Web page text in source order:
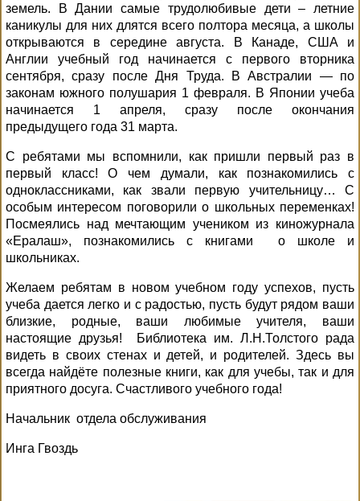
земель. В Дании самые трудолюбивые дети – летние
каникулы для них длятся всего полтора месяца, а школы
открываются в середине августа. В Канаде, США и
Англии учебный год начинается с первого вторника
сентября, сразу после Дня Труда. В Австралии — по
законам южного полушария 1 февраля. В Японии учеба
начинается 1 апреля, сразу после окончания
предыдущего года 31 марта.
С ребятами мы вспомнили, как пришли первый раз в
первый класс! О чем думали, как познакомились с
одноклассниками, как звали первую учительницу… С
особым интересом поговорили о школьных переменках!
Посмеялись над мечтающим учеником из киножурнала
«Ералаш», познакомились с книгами
о школе и
школьниках.
Желаем ребятам в новом учебном году успехов, пусть
учеба дается легко и с радостью, пусть будут рядом ваши
близкие, родные, ваши любимые учителя, ваши
настоящие друзья!
Библиотека им. Л.Н.Толстого рада
видеть в своих стенах и детей, и родителей. Здесь вы
всегда найдёте полезные книги, как для учебы, так и для
приятного досуга. Счастливого учебного года!
Начальник отдела обслуживания
Инга Гвоздь